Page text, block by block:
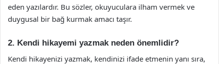
eden yazılardır. Bu sözler, okuyuculara ilham vermek ve
duygusal bir bağ kurmak amacı taşır.
2. Kendi hikayemi yazmak neden önemlidir?
Kendi hikayenizi yazmak, kendinizi ifade etmenin yanı sıra,